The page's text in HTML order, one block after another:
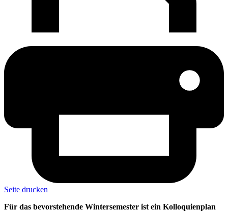
Seite drucken
Für das bevorstehende Wintersemester ist ein Kolloquienplan